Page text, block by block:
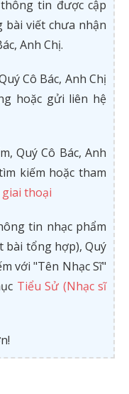
tin được cập
bài viết chưa nhận
Anh Chị.
Cô Bác, Anh Chị
hoặc gửi liên hệ
Quý Cô Bác, Anh
kiếm hoặc tham
thoại
tin nhạc phẩm
bài tổng hợp), Quý
với "Tên Nhạc Sĩ"
Tiểu Sử (Nhạc sĩ